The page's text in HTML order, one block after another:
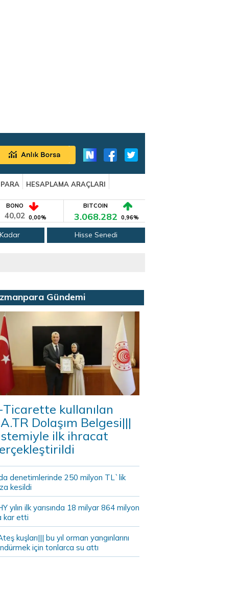
HESAPLAMA ARAÇLARI
BONO
40,02 0,00%
BITCOIN
3.068.282 0,96%
Hisse Senedi
Gündemi
Ticarette kullanılan
Dolaşım Belgesi|||
ilk ihracat
denetimlerinde 250 milyon TL`lik
kesildi
yılın ilk yarısında 18 milyar 864 milyon
kar etti
kuşları||| bu yıl orman yangınlarını
için tonlarca su attı